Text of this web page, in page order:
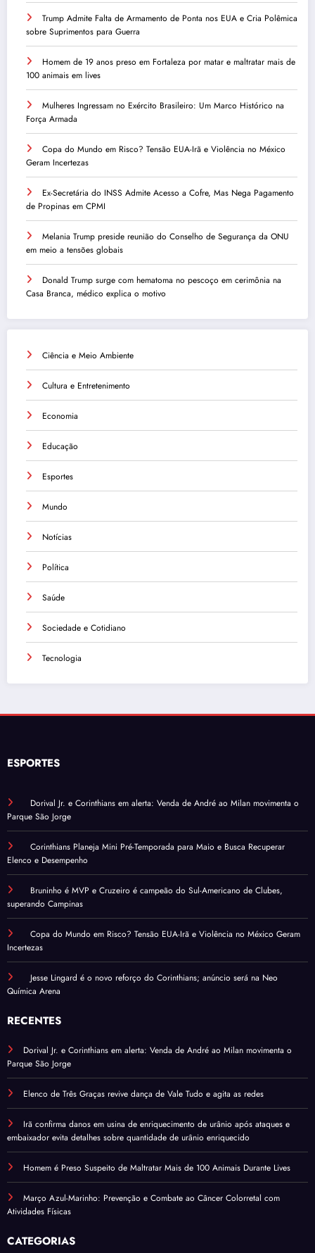
Trump Admite Falta de Armamento de Ponta nos EUA e Cria Polêmica
sobre Suprimentos para Guerra
Homem de 19 anos preso em Fortaleza por matar e maltratar mais de
100 animais em lives
Mulheres Ingressam no Exército Brasileiro: Um Marco Histórico na
Força Armada
Copa do Mundo em Risco? Tensão EUA-Irã e Violência no México
Geram Incertezas
Ex-Secretária do INSS Admite Acesso a Cofre, Mas Nega Pagamento
de Propinas em CPMI
Melania Trump preside reunião do Conselho de Segurança da ONU
em meio a tensões globais
Donald Trump surge com hematoma no pescoço em cerimônia na
Casa Branca, médico explica o motivo
Ciência e Meio Ambiente
Cultura e Entretenimento
Economia
Educação
Esportes
Mundo
Notícias
Política
Saúde
Sociedade e Cotidiano
Tecnologia
ESPORTES
Dorival Jr. e Corinthians em alerta: Venda de André ao Milan movimenta o
Parque São Jorge
Corinthians Planeja Mini Pré-Temporada para Maio e Busca Recuperar
Elenco e Desempenho
Bruninho é MVP e Cruzeiro é campeão do Sul-Americano de Clubes,
superando Campinas
Copa do Mundo em Risco? Tensão EUA-Irã e Violência no México Geram
Incertezas
Jesse Lingard é o novo reforço do Corinthians; anúncio será na Neo
Química Arena
RECENTES
Dorival Jr. e Corinthians em alerta: Venda de André ao Milan movimenta o
Parque São Jorge
Elenco de Três Graças revive dança de Vale Tudo e agita as redes
Irã confirma danos em usina de enriquecimento de urânio após ataques e
embaixador evita detalhes sobre quantidade de urânio enriquecido
Homem é Preso Suspeito de Maltratar Mais de 100 Animais Durante Lives
Março Azul-Marinho: Prevenção e Combate ao Câncer Colorretal com
Atividades Físicas
CATEGORIAS